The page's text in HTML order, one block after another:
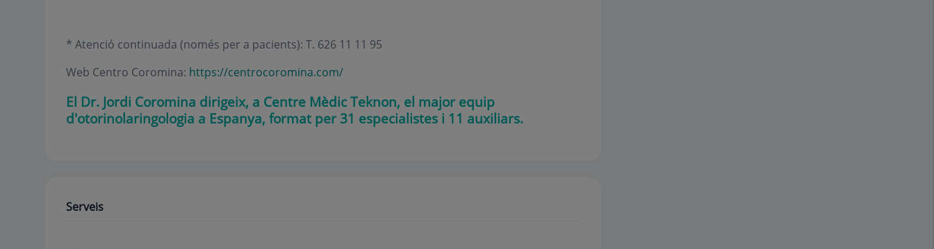
* Atenció continuada (només per a pacients): T. 626 11 11 95
Web Centro Coromina: https://centrocoromina.com/
El Dr. Jordi Coromina dirigeix, a Centre Mèdic Teknon, el major equip
d'otorinolaringologia a Espanya, format per 31 especialistes i 11 auxiliars.
Serveis